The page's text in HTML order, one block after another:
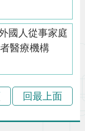
國人從事家庭
醫療機構
回最上面